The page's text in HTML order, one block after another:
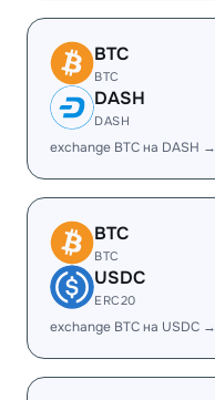
BTC
BTC
DASH
DASH
exchange BTC на DASH →
BTC
BTC
USDC
ERC20
exchange BTC на USDC →